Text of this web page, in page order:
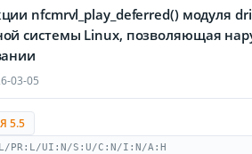
nfcmrvl_play_deferred() модуля
системы Linux, позволяющая
03-05
5.5
PR:L/UI:N/S:U/C:N/I:N/A:H